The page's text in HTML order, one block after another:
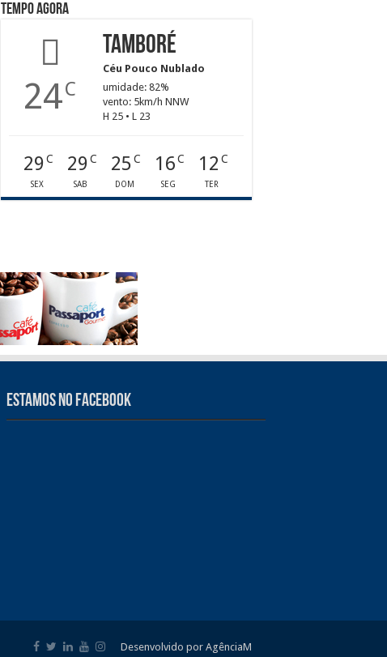
Tempo agora
24C
Tamboré
Céu Pouco Nublado
umidade: 82%
vento: 5km/h NNW
H 25 • L 23
29 C
SEX
29 C
SAB
25 C
DOM
16 C
SEG
12 C
TER
Estamos no Facebook
Desenvolvido por AgênciaM